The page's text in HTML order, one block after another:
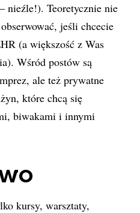
nieźle!). Teoretycznie nie
jeśli chcecie
(a większość z Was
Wśród postów są
ale też prywatne
które chcą się
biwakami i innymi
kursy, warsztaty,